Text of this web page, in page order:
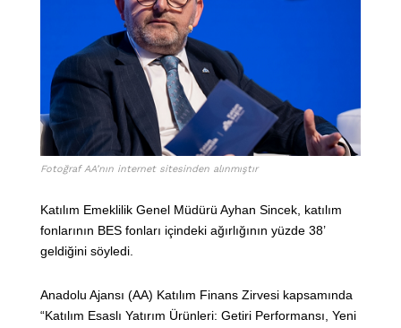
Fotoğraf AA’nın internet sitesinden alınmıştır
Katılım Emeklilik Genel Müdürü Ayhan Sincek, katılım
fonlarının BES fonları içindeki ağırlığının yüzde 38’
geldiğini söyledi.
Anadolu Ajansı (AA) Katılım Finans Zirvesi kapsamında
“Katılım Esaslı Yatırım Ürünleri: Getiri Performansı, Yeni